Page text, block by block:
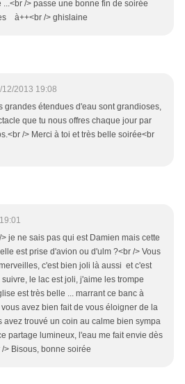
/> passe une bonne fin de soirée
à++<br /> ghislaine
12/2013 19:08
grandes étendues d'eau sont grandioses,
que tu nous offres chaque jour par
/> Merci à toi et très belle soirée<br
je ne sais pas qui est Damien mais cette
est prise d'avion ou d'ulm ?<br /> Vous
c'est bien joli là aussi et c'est
le lac est joli, j'aime les trompe
est très belle ... marrant ce banc à
avez bien fait de vous éloigner de la
avez trouvé un coin au calme bien sympa
partage lumineux, l'eau me fait envie dès
/> Bisous, bonne soirée